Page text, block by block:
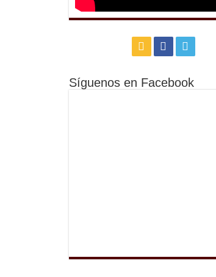
Síguenos en Facebook